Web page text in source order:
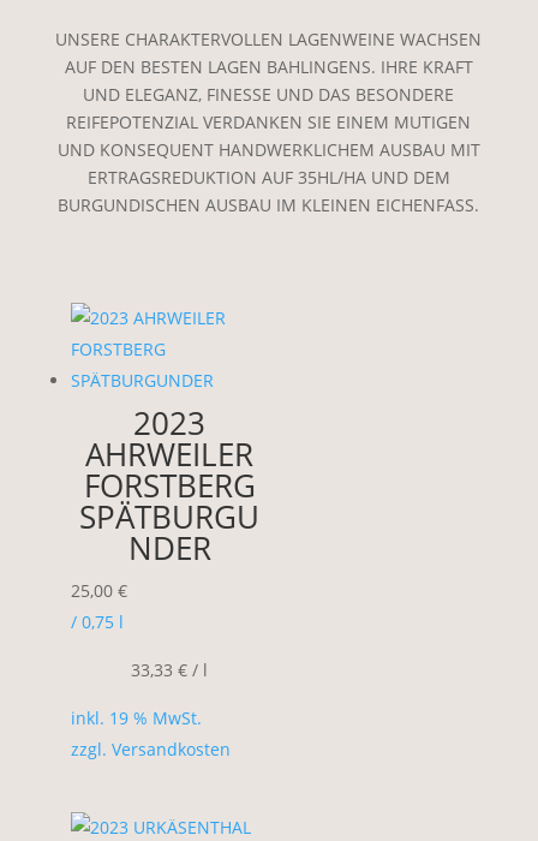
UNSERE CHARAKTERVOLLEN LAGENWEINE WACHSEN
AUF DEN BESTEN LAGEN BAHLINGENS. IHRE KRAFT
UND ELEGANZ, FINESSE UND DAS BESONDERE
REIFEPOTENZIAL VERDANKEN SIE EINEM MUTIGEN
UND KONSEQUENT HANDWERKLICHEM AUSBAU MIT
ERTRAGSREDUKTION AUF 35HL/HA UND DEM
BURGUNDISCHEN AUSBAU IM KLEINEN EICHENFASS.
2023
AHRWEILER
FORSTBERG
SPÄTBURGU
NDER
25,00 €
/ 0,75 l
33,33€ / l
inkl. 19 % MwSt.
zzgl. Versandkosten